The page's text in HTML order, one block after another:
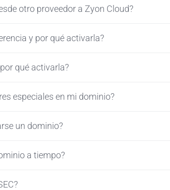
otro proveedor a Zyon Cloud?
y por qué activarla?
qué activarla?
especiales en mi dominio?
un dominio?
a tiempo?